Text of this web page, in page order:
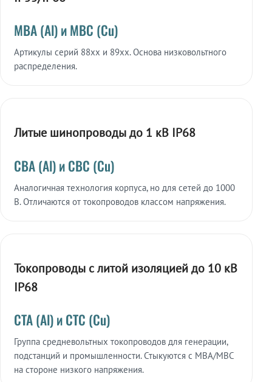
МВА (Al) и МВС (Cu)
Артикулы серий 88xx и 89xx. Основа низковольтного
распределения.
Литые шинопроводы до 1 кВ IP68
СВА (Al) и СВС (Cu)
Аналогичная технология корпуса, но для сетей до 1000
В. Отличаются от токопроводов классом напряжения.
Токопроводы с литой изоляцией до 10 кВ
IP68
СТА (Al) и СТС (Cu)
Группа средневольтных токопроводов для генерации,
подстанций и промышленности. Стыкуются с МВА/МВС
на стороне низкого напряжения.